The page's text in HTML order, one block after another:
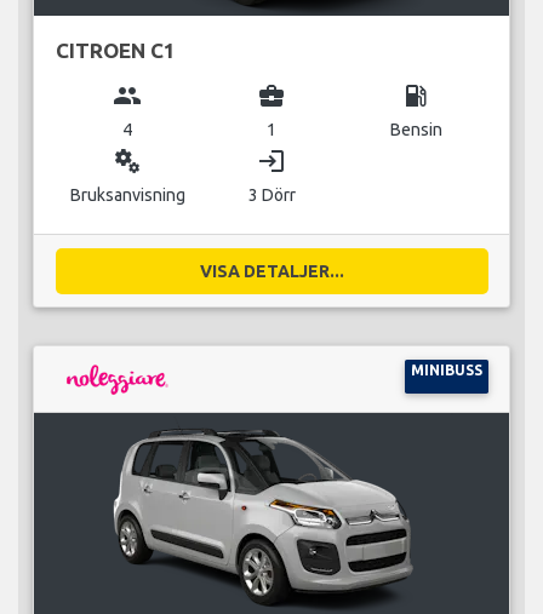
CITROEN C1
group
4
business_center
1
local_gas_station
Bensin
miscellaneous_services
Bruksanvisning
login
3 Dörr
VISA DETALJER...
MINIBUSS